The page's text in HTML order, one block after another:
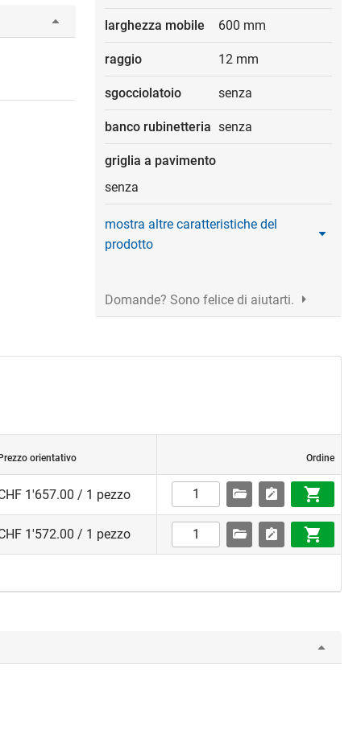
larghezza mobile 600 mm
raggio 12 mm
sgocciolatoio senza
banco rubinetteria senza
griglia a pavimento
senza
mostra altre caratteristiche del
prodotto
Domande? Sono felice di aiutarti.
orientativo Ordine
1'657.00 / 1 pezzo
1'572.00 / 1 pezzo